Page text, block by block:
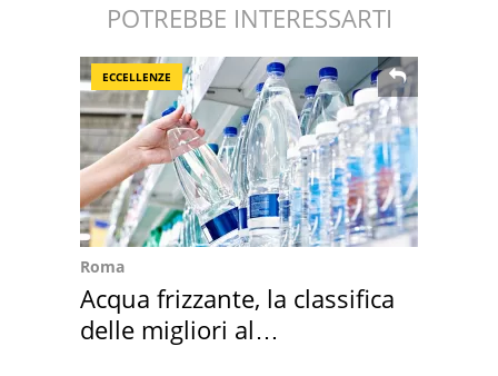
POTREBBE INTERESSARTI
ECCELLENZE
Roma
Acqua frizzante, la classifica
delle migliori al